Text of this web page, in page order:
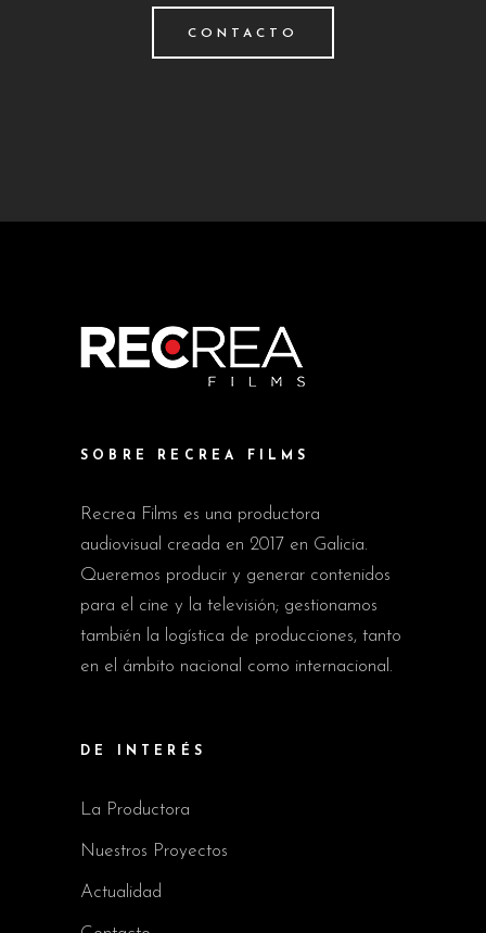
CONTACTO
SOBRE RECREA FILMS
Recrea Films es una productora
audiovisual creada en 2017 en Galicia.
Queremos producir y generar contenidos
para el cine y la televisión; gestionamos
también la logística de producciones, tanto
en el ámbito nacional como internacional.
DE INTERÉS
La Productora
Nuestros Proyectos
Actualidad